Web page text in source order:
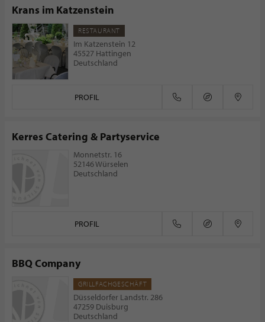
Krans im Katzenstein
RESTAURANT
Im Katzenstein 12
45527 Hattingen
Deutschland
PROFIL
Kerres Catering & Partyservice
Monnetstr. 16
52146 Würselen
Deutschland
PROFIL
BBQ Company
GRILLFACHGESCHÄFT
Düsseldorfer Landstr. 286
47259 Duisburg
Deutschland